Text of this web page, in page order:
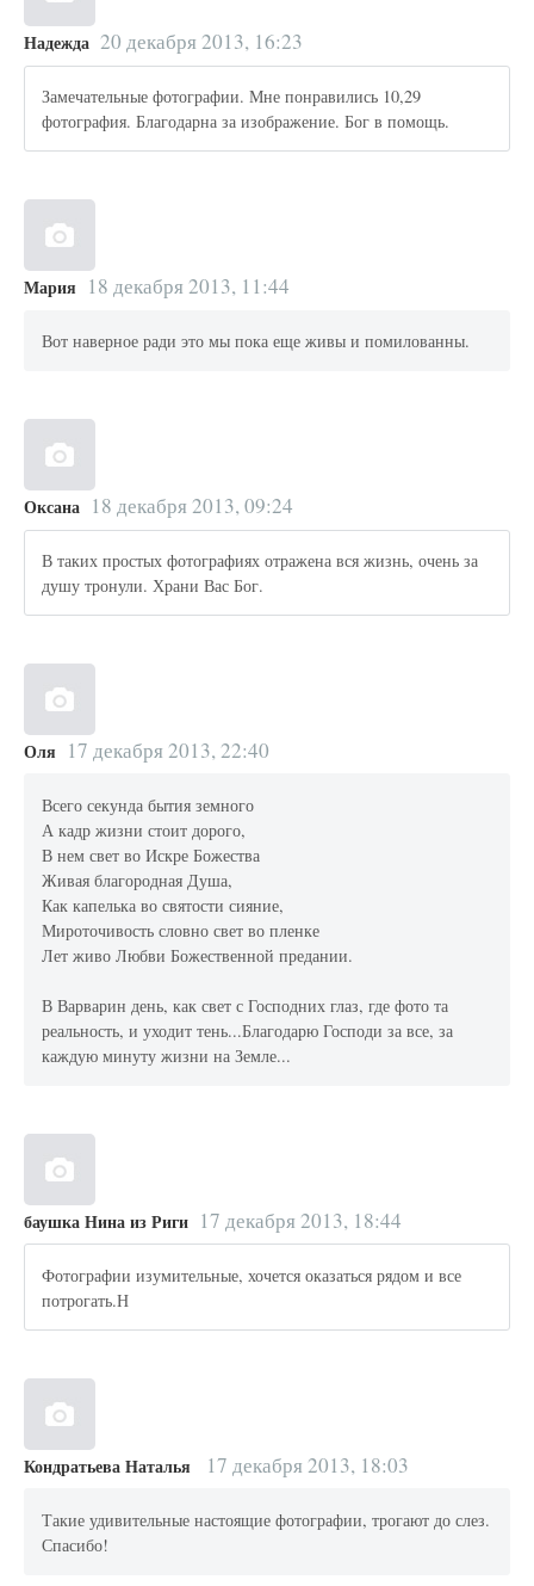
Надежда 20 декабря 2013, 16:23
Замечательные фотографии. Мне понравились 10,29
фотография. Благодарна за изображение. Бог в помощь.
Мария 18 декабря 2013, 11:44
Вот наверное ради это мы пока еще живы и помилованны.
Оксана 18 декабря 2013, 09:24
В таких простых фотографиях отражена вся жизнь, очень за
душу тронули. Храни Вас Бог.
Оля 17 декабря 2013, 22:40
Всего секунда бытия земного
А кадр жизни стоит дорого,
В нем свет во Искре Божества
Живая благородная Душа,
Как капелька во святости сияние,
Мироточивость словно свет во пленке
Лет живо Любви Божественной предании.
В Варварин день, как свет с Господних глаз, где фото та
реальность, и уходит тень...Благодарю Господи за все, за
каждую минуту жизни на Земле...
баушка Нина из Риги 17 декабря 2013, 18:44
Фотографии изумительные, хочется оказаться рядом и все
потрогать.Н
Кондратьева Наталья 17 декабря 2013, 18:03
Такие удивительные настоящие фотографии, трогают до слез.
Спасибо!